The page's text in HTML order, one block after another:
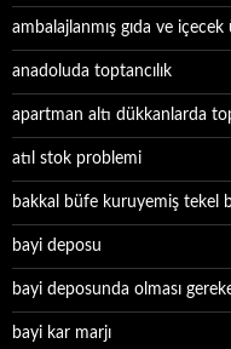
ambalajlanmış gıda ve
anadoluda toptancılık
apartman altı dükkanlarda
atıl stok problemi
bakkal büfe kuruyemiş tekel
bayi deposu
bayi deposunda olması
bayi kar marjı